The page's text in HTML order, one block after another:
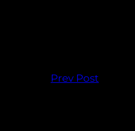
Prev Post